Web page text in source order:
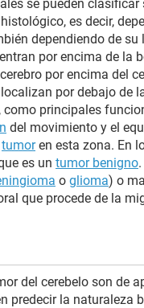
se pueden clasificar
es decir,
dependiendo de
por encima de la
por encima del
por debajo de
como principales
del movimiento y el
tumoren esta zona. En
es un tumor benigno
o glioma) o
que procede de la
del cerebelo son de
predecir la naturaleza